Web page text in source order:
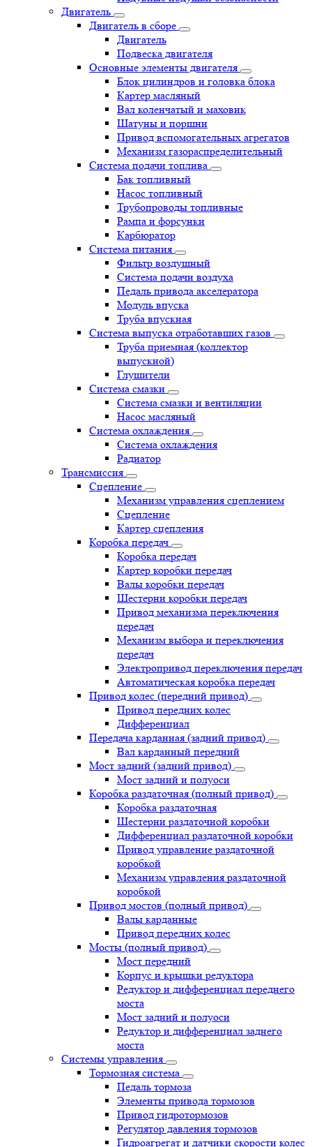
Двигатель
Двигатель в сборе
Двигатель
Подвеска двигателя
Основные элементы двигателя
Блок цилиндров и головка блока
Картер масляный
Вал коленчатый и маховик
Шатуны и поршни
Привод вспомогательных агрегатов
Механизм газораспределительный
Система подачи топлива
Бак топливный
Насос топливный
Трубопроводы топливные
Рампа и форсунки
Карбюратор
Система питания
Фильтр воздушный
Система подачи воздуха
Педаль привода акселератора
Модуль впуска
Труба впускная
Система выпуска отработавших газов
Труба приемная (коллектор
выпускной)
Глушители
Система смазки
Система смазки и вентиляции
Насос масляный
Система охлаждения
Система охлаждения
Радиатор
Трансмиссия
Сцепление
Механизм управления сцеплением
Сцепление
Картер сцепления
Коробка передач
Коробка передач
Картер коробки передач
Валы коробки передач
Шестерни коробки передач
Привод механизма переключения
передач
Механизм выбора и переключения
передач
Электропривод переключения передач
Автоматическая коробка передач
Привод колес (передний привод)
Привод передних колес
Дифференциал
Передача карданная (задний привод)
Вал карданный передний
Мост задний (задний привод)
Мост задний и полуоси
Коробка раздаточная (полный привод)
Коробка раздаточная
Шестерни раздаточной коробки
Дифференциал раздаточной коробки
Привод управление раздаточной
коробкой
Механизм управления раздаточной
коробкой
Привод мостов (полный привод)
Валы карданные
Привод передних колес
Мосты (полный привод)
Мост передний
Корпус и крышки редуктора
Редуктор и дифференциал переднего
моста
Мост задний и полуоси
Редуктор и дифференциал заднего
моста
Системы управления
Тормозная система
Педаль тормоза
Элементы привода тормозов
Привод гидротормозов
Регулятор давления тормозов
Гидроагрегат и датчики скорости колес